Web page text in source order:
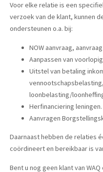
Voor elke relatie is een
verzoek van de klant, kunnen
ondersteunen o.a. bij:
NOW aanvraag,
Aanpassen van
Uitstel van betaling
loonbelasting/
Herfinanciering leningen.
Aanvragen
Daarnaast hebben de relaties
coördineert en bereikbaar is
Bent u nog geen klant van